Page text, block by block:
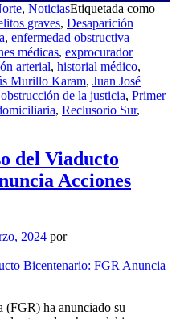
, NoticiasEtiquetada como
graves, Desaparición
, enfermedad obstructiva
médicas, exprocurador
arterial, historial médico,
Murillo Karam, Juan José
obstrucción de la justicia, Primer
, Reclusorio Sur,
del Viaducto
Acciones
2024 por
(FGR) ha anunciado su